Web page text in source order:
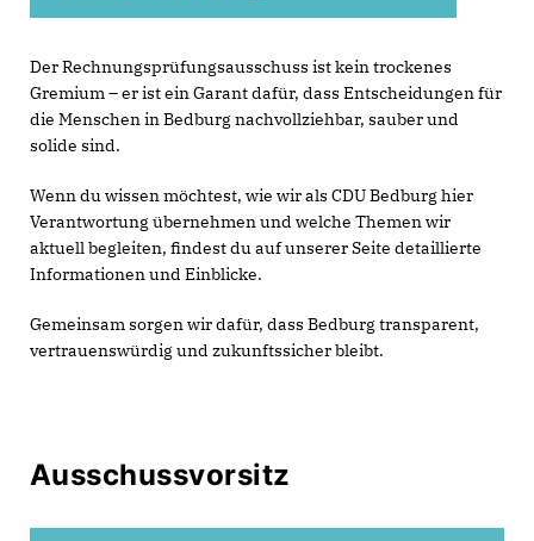
Der Rechnungsprüfungsausschuss ist kein trockenes
Gremium – er ist ein Garant dafür, dass Entscheidungen für
die Menschen in Bedburg nachvollziehbar, sauber und
solide sind.
Wenn du wissen möchtest, wie wir als CDU Bedburg hier
Verantwortung übernehmen und welche Themen wir
aktuell begleiten, findest du auf unserer Seite detaillierte
Informationen und Einblicke.
Gemeinsam sorgen wir dafür, dass Bedburg transparent,
vertrauenswürdig und zukunftssicher bleibt.
Ausschussvorsitz